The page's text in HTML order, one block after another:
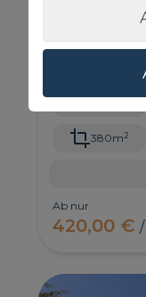
Villa
Villa Piedra
einem privaten
Personen. Es
10
380m2
Ab nur
420,00 €